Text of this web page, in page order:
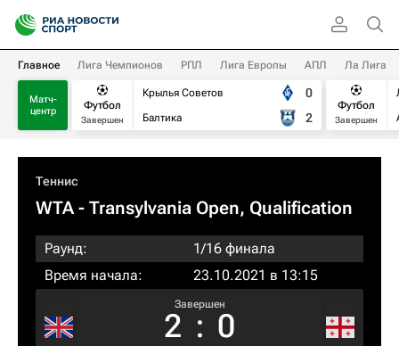
Главное Лига Чемпионов РПЛ Лига Европы АПЛ Ла Лига
Матч-
центр
Футбол
Завершен
Крылья Советов
Балтика
0
2
Футбол
Завершен
Теннис
WTA- Transylvania Open, Qualification
Раунд:
1/16 финала
Время начала:
23.10.2021 в 13:15
Завершен
2 : 0